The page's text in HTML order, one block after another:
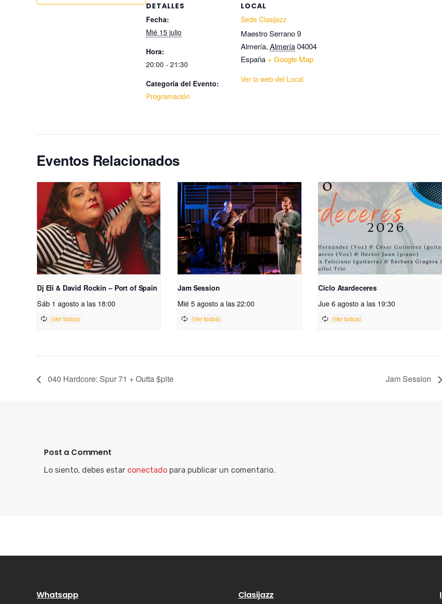
DETALLES
Fecha:
Mié 15 julio
Hora:
20:00 - 21:30
Categoría del Evento:
Programación
LOCAL
Sede Clasijazz
Maestro Serrano 9
Almería, Almería04004
España + Google Map
Ver la web del Local
Eventos Relacionados
Dj Eli & David Rockin – Port of Spain
Sáb 1 agosto a las 18:00
Jam Session
Mié 5 agosto a las 22:00
Ciclo Atardeceres
Jue 6 agosto a las 19:30
040 Hardcore: Spur 71 + Outta $pite Jam Session
Post a Comment
Lo siento, debes estar conectado para publicar un comentario.
Whatsapp Clasijazz